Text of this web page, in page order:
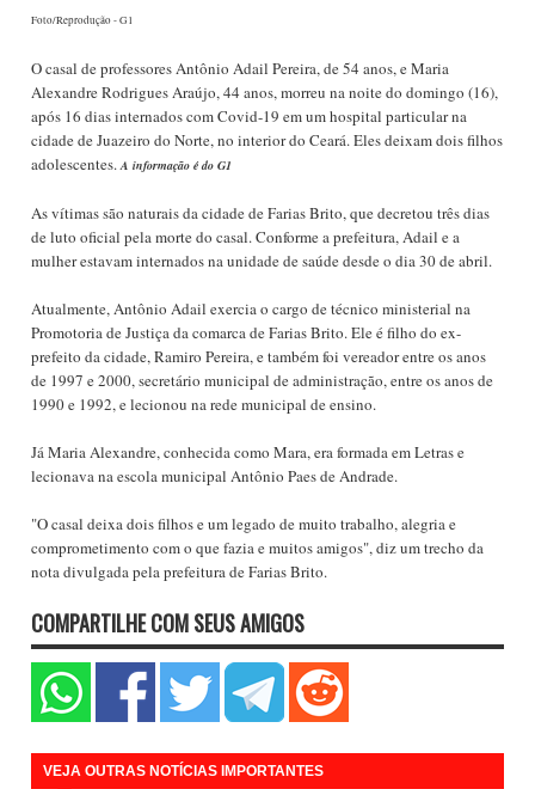
Foto/Reprodução - G1
O casal de professores Antônio Adail Pereira, de 54 anos, e Maria
Alexandre Rodrigues Araújo, 44 anos, morreu na noite do domingo (16),
após 16 dias internados com Covid-19 em um hospital particular na
cidade de Juazeiro do Norte, no interior do Ceará. Eles deixam dois filhos
adolescentes.A informação é do G1
As vítimas são naturais da cidade de Farias Brito, que decretou três dias
de luto oficial pela morte do casal. Conforme a prefeitura, Adail e a
mulher estavam internados na unidade de saúde desde o dia 30 de abril.
Atualmente, Antônio Adail exercia o cargo de técnico ministerial na
Promotoria de Justiça da comarca de Farias Brito. Ele é filho do ex-
prefeito da cidade, Ramiro Pereira, e também foi vereador entre os anos
de 1997 e 2000, secretário municipal de administração, entre os anos de
1990 e 1992, e lecionou na rede municipal de ensino.
Já Maria Alexandre, conhecida como Mara, era formada em Letras e
lecionava na escola municipal Antônio Paes de Andrade.
"O casal deixa dois filhos e um legado de muito trabalho, alegria e
comprometimento com o que fazia e muitos amigos", diz um trecho da
nota divulgada pela prefeitura de Farias Brito.
COMPARTILHE COM SEUS AMIGOS
VEJA OUTRAS NOTÍCIAS IMPORTANTES